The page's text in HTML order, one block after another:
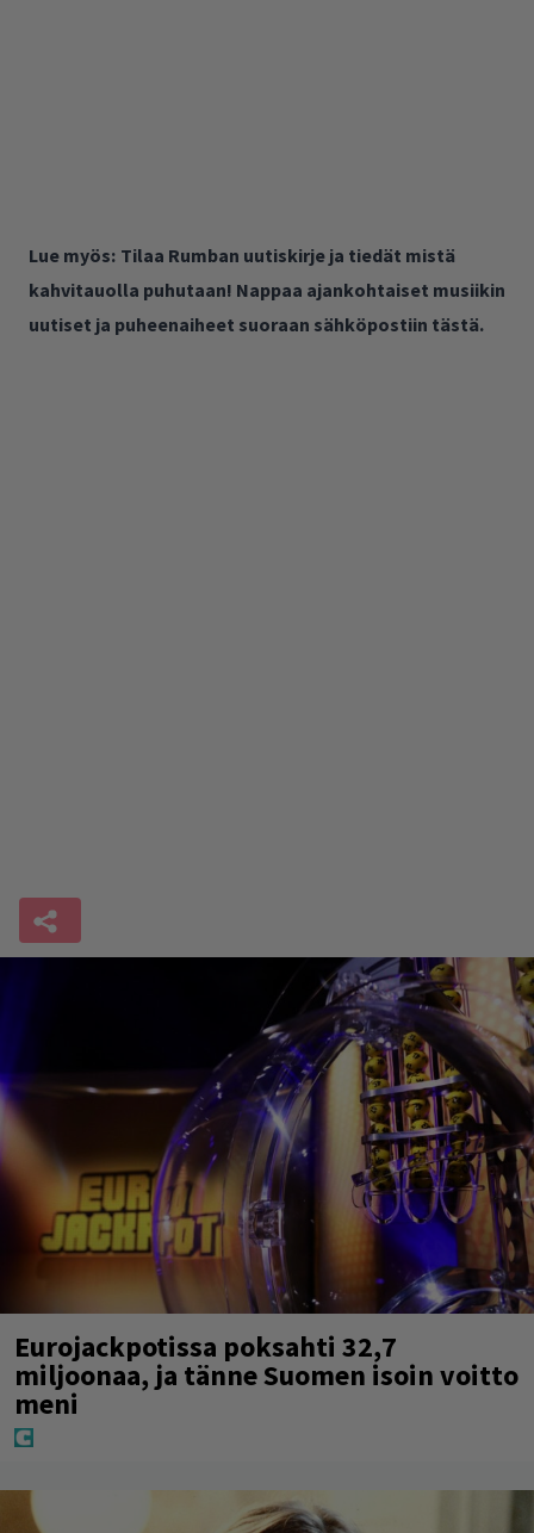
Lue myös: Tilaa Rumban uutiskirje ja tiedät mistä
kahvitauolla puhutaan! Nappaa ajankohtaiset musiikin
uutiset ja puheenaiheet suoraan sähköpostiin tästä.
Eurojackpotissa poksahti 32,7
miljoonaa, ja tänne Suomen isoin voitto
meni